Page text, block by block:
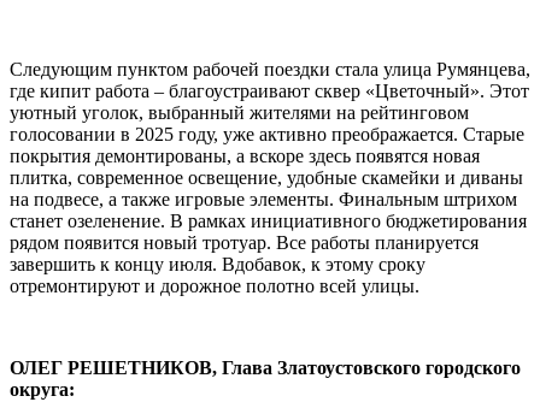
Следующим пунктом рабочей поездки стала улица Румянцева,
где кипит работа – благоустраивают сквер «Цветочный». Этот
уютный уголок, выбранный жителями на рейтинговом
голосовании в 2025 году, уже активно преображается. Старые
покрытия демонтированы, а вскоре здесь появятся новая
плитка, современное освещение, удобные скамейки и диваны
на подвесе, а также игровые элементы. Финальным штрихом
станет озеленение. В рамках инициативного бюджетирования
рядом появится новый тротуар. Все работы планируется
завершить к концу июля. Вдобавок, к этому сроку
отремонтируют и дорожное полотно всей улицы.
ОЛЕГ РЕШЕТНИКОВ, Глава Златоустовского городского
округа: